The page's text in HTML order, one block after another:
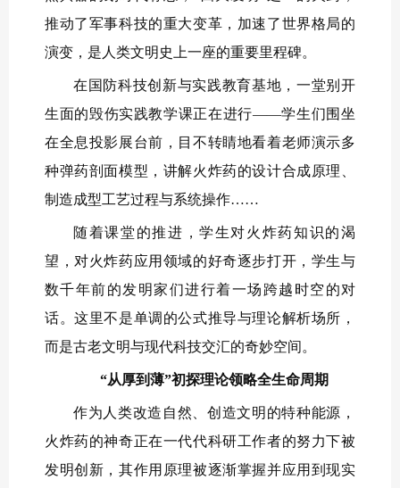
推动了军事科技的重大变革，加速了世界格局的
演变，是人类文明史上一座的重要里程碑。
在国防科技创新与实践教育基地，一堂别开
生面的毁伤实践教学课正在进行——学生们围坐
在全息投影展台前，目不转睛地看着老师演示多
种弹药剖面模型，讲解火炸药的设计合成原理、
制造成型工艺过程与系统操作……
随着课堂的推进，学生对火炸药知识的渴
望，对火炸药应用领域的好奇逐步打开，学生与
数千年前的发明家们进行着一场跨越时空的对
话。这里不是单调的公式推导与理论解析场所，
而是古老文明与现代科技交汇的奇妙空间。
“从厚到薄”初探理论领略全生命周期
作为人类改造自然、创造文明的特种能源，
火炸药的神奇正在一代代科研工作者的努力下被
发明创新，其作用原理被逐渐掌握并应用到现实